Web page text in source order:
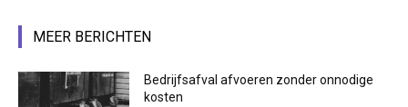
MEER BERICHTEN
Bedrijfsafval afvoeren zonder onnodige
kosten